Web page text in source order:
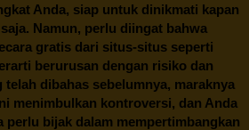
Anda, siap untuk dinikmati kapan
Namun, perlu diingat bahwa
gratis dari situs-situs seperti
berurusan dengan risiko dan
telah dibahas sebelumnya, maraknya
menimbulkan kontroversi, dan Anda
perlu bijak dalam mempertimbangkan